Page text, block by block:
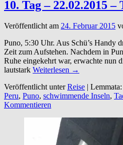
10. Tag – 22.02.2015 –
Veröffentlicht am 24. Februar 2015
Puno, 5:30 Uhr. Aus Schü’s Handy
Zeit zum Aufstehen. Nachdem in
Ruhe eingekehrt war, erwachte nun
lautstark Weiterlesen →
Veröffentlicht unterReise | Lemmata:
Peru, Puno, schwimmende Inseln,
Kommentieren